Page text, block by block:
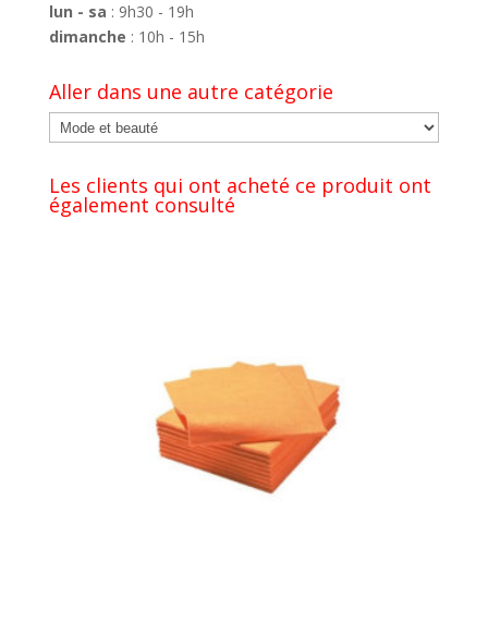
lun - sa : 9h30 - 19h
dimanche : 10h - 15h
Aller dans une autre catégorie
Les clients qui ont acheté ce produit ont
également consulté